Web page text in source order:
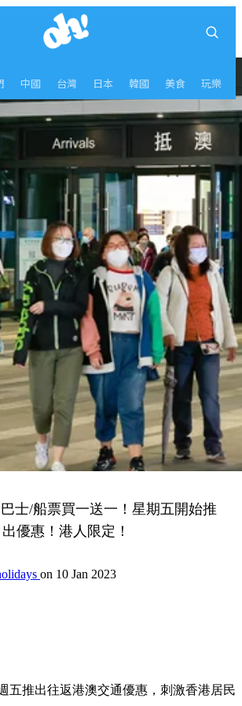
中國 台灣 日本 韓國 美食 玩樂
巴士/船票買一送一！星期五開始推
出優惠！港人限定！
on 10 Jan 2023
五推出往返港澳交通優惠，刺激香港居民